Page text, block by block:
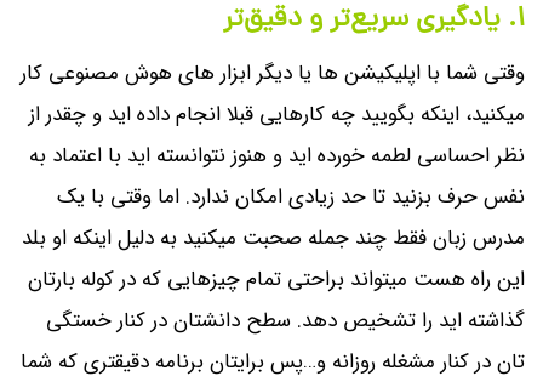
۱. یادگیری سریع‌تر و دقیق‌تر
وقتی شما با اپلیکیشن ها یا دیگر ابزار های هوش مصنوعی کار
میکنید، اینکه بگویید چه کارهایی قبلا انجام داده اید و چقدر از
نظر احساسی لطمه خورده اید و هنوز نتوانسته اید با اعتماد به
نفس حرف بزنید تا حد زیادی امکان ندارد. اما وقتی با یک
مدرس زبان فقط چند جمله صحبت میکنید به دلیل اینکه او بلد
این راه هست میتواند براحتی تمام چیزهایی که در کوله بارتان
گذاشته اید را تشخیص دهد. سطح دانشتان در کنار خستگی
تان در کنار مشغله روزانه و…پس برایتان برنامه دقیقتری که شما